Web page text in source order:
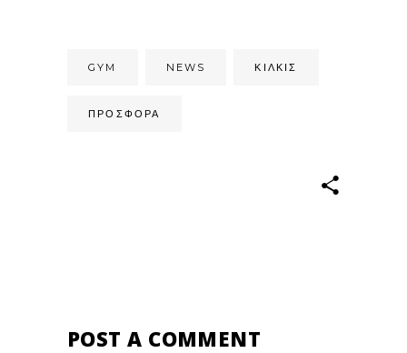
GYM NEWS ΚΙΛΚΊΣ
ΠΡΟΣΦΟΡΑ
POST A COMMENT